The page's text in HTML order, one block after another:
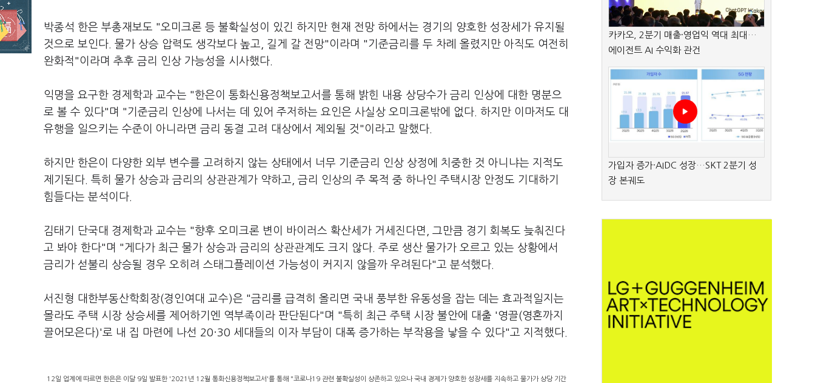
박종석 한은 부총재보도 "오미크론 등 불확실성이 있긴 하지만 현재 전망 하에서는 경기의 양호한 성장세가 유지될
것으로 보인다. 물가 상승 압력도 생각보다 높고, 길게 갈 전망"이라며 "기준금리를 두 차례 올렸지만 아직도 여전히
완화적"이라며 추후 금리 인상 가능성을 시사했다.
익명을 요구한 경제학과 교수는 "한은이 통화신용정책보고서를 통해 밝힌 내용 상당수가 금리 인상에 대한 명분으
로 볼 수 있다"며 "기준금리 인상에 나서는 데 있어 주저하는 요인은 사실상 오미크론밖에 없다. 하지만 이마저도 대
유행을 일으키는 수준이 아니라면 금리 동결 고려 대상에서 제외될 것"이라고 말했다.
하지만 한은이 다양한 외부 변수를 고려하지 않는 상태에서 너무 기준금리 인상 상정에 치중한 것 아니냐는 지적도
제기된다. 특히 물가 상승과 금리의 상관관계가 약하고, 금리 인상의 주 목적 중 하나인 주택시장 안정도 기대하기
힘들다는 분석이다.
김태기 단국대 경제학과 교수는 "향후 오미크론 변이 바이러스 확산세가 거세진다면, 그만큼 경기 회복도 늦춰진다
고 봐야 한다"며 "게다가 최근 물가 상승과 금리의 상관관계도 크지 않다. 주로 생산 물가가 오르고 있는 상황에서
금리가 섣불리 상승될 경우 오히려 스태그플레이션 가능성이 커지지 않을까 우려된다"고 분석했다.
서진형 대한부동산학회장(경인여대 교수)은 "금리를 급격히 올리면 국내 풍부한 유동성을 잡는 데는 효과적일지는
몰라도 주택 시장 상승세를 제어하기엔 역부족이라 판단된다"며 "특히 최근 주택 시장 불안에 대출 '영끌(영혼까지
끌어모은다)'로 내 집 마련에 나선 20·30 세대들의 이자 부담이 대폭 증가하는 부작용을 낳을 수 있다"고 지적했다.
12일 업계에 따르면 한은은 이달 9일 발표한 '2021년 12월 통화신용정책보고서'를 통해 "코로나19 관련 불확실성이 상존하고 있으나 국내 경제가 양호한 성장세를 지속하고 물가가 상당 기간
카카오, 2분기 매출·영업익 역대 최대…
에이전트 AI 수익화 관건
가입자 증가·AIDC 성장…SKT 2분기 성
장 본궤도